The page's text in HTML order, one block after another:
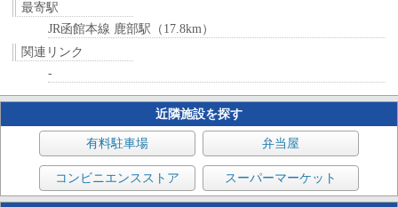
最寄駅
JR函館本線 鹿部駅（17.8km）
関連リンク
-
近隣施設を探す
有料駐車場 弁当屋
コンビニエンスストア スーパーマーケット